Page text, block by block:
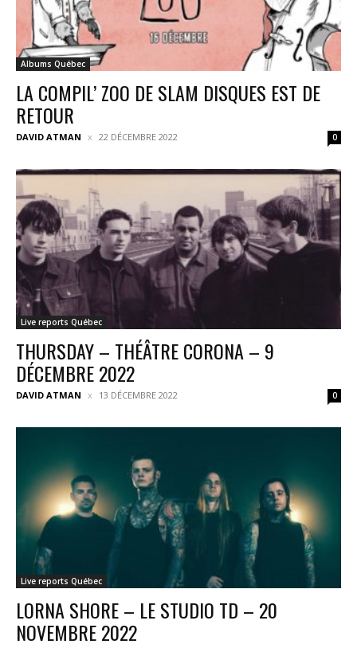
Albums Québec
LA COMPIL’ ZOO DE SLAM DISQUES EST DE
RETOUR
DAVID ATMAN 22 DÉCEMBRE 2022 0
Live reports Québec
THURSDAY – THÉÂTRE CORONA – 9
DÉCEMBRE 2022
DAVID ATMAN 13 DÉCEMBRE 2022 0
Live reports Québec
LORNA SHORE – LE STUDIO TD – 20
NOVEMBRE 2022